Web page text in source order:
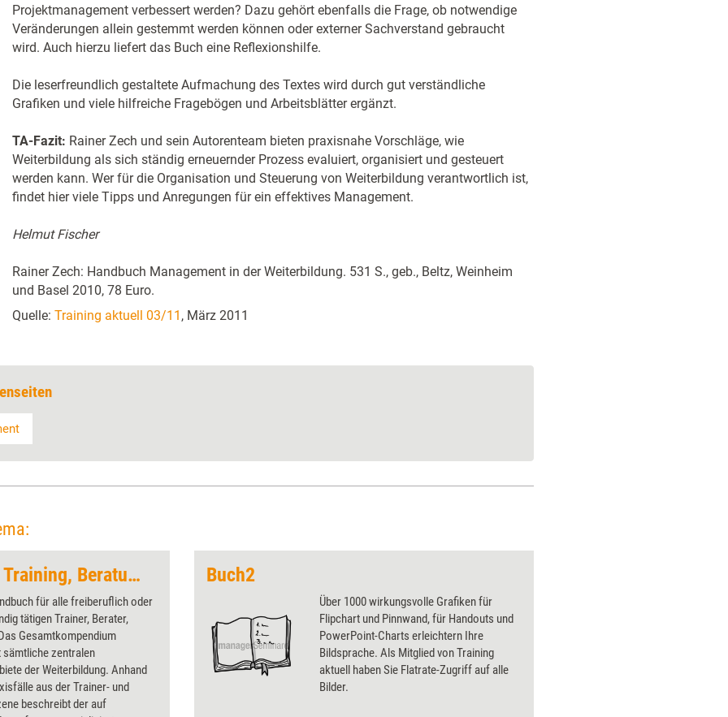
Projektmanagement verbessert werden? Dazu gehört ebenfalls die Frage, ob notwendige
Veränderungen allein gestemmt werden können oder externer Sachverstand gebraucht
wird. Auch hierzu liefert das Buch eine Reflexionshilfe.
Die leserfreundlich gestaltete Aufmachung des Textes wird durch gut verständliche
Grafiken und viele hilfreiche Fragebögen und Arbeitsblätter ergänzt.
TA-Fazit: Rainer Zech und sein Autorenteam bieten praxisnahe Vorschläge, wie
Weiterbildung als sich ständig erneuernder Prozess evaluiert, organisiert und gesteuert
werden kann. Wer für die Organisation und Steuerung von Weiterbildung verantwortlich ist,
findet hier viele Tipps und Anregungen für ein effektives Management.
Helmut Fischer
Rainer Zech: Handbuch Management in der Weiterbildung. 531 S., geb., Beltz, Weinheim
und Basel 2010, 78 Euro.
Quelle: Training aktuell 03/11 , März 2011
Rechtshandbuch für Training, Beratung und Coaching
für alle freiberuflich oder
tätigen Trainer, Berater,
Gesamtkompendium
sämtliche zentralen
der Weiterbildung. Anhand
aus der Trainer- und
beschreibt der auf
Buch2
Über 1000 wirkungsvolle Grafiken für
Flipchart und Pinnwand, für Handouts und
PowerPoint-Charts erleichtern Ihre
Bildsprache. Als Mitglied von Training
aktuell haben Sie Flatrate-Zugriff auf alle
Bilder.